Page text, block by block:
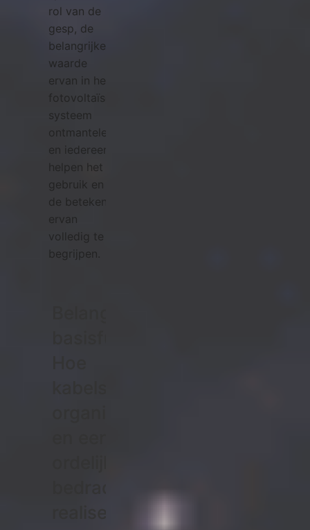
rol van de
gesp, de
belangrijke
waarde
ervan in het
fotovoltaïsche
systeem
ontmantelen
en iedereen
helpen het
gebruik en
de betekenis
ervan
volledig te
begrijpen.